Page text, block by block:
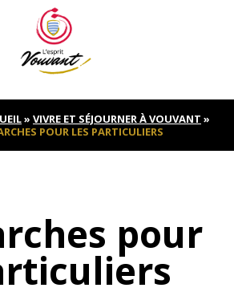
» VIVRE ET SÉJOURNER À VOUVANT »
POUR LES PARTICULIERS
pour